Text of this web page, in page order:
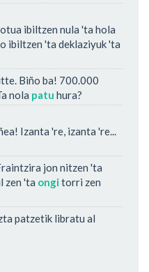
ibiltzen nula 'ta hola
ibiltzen 'ta deklaziyuk 'ta
Biño ba! 700.000
nola patu hura?
Izanta 're, izanta 're...
jon nitzen 'ta
zen 'ta ongitorri zen
patzetik libratu al